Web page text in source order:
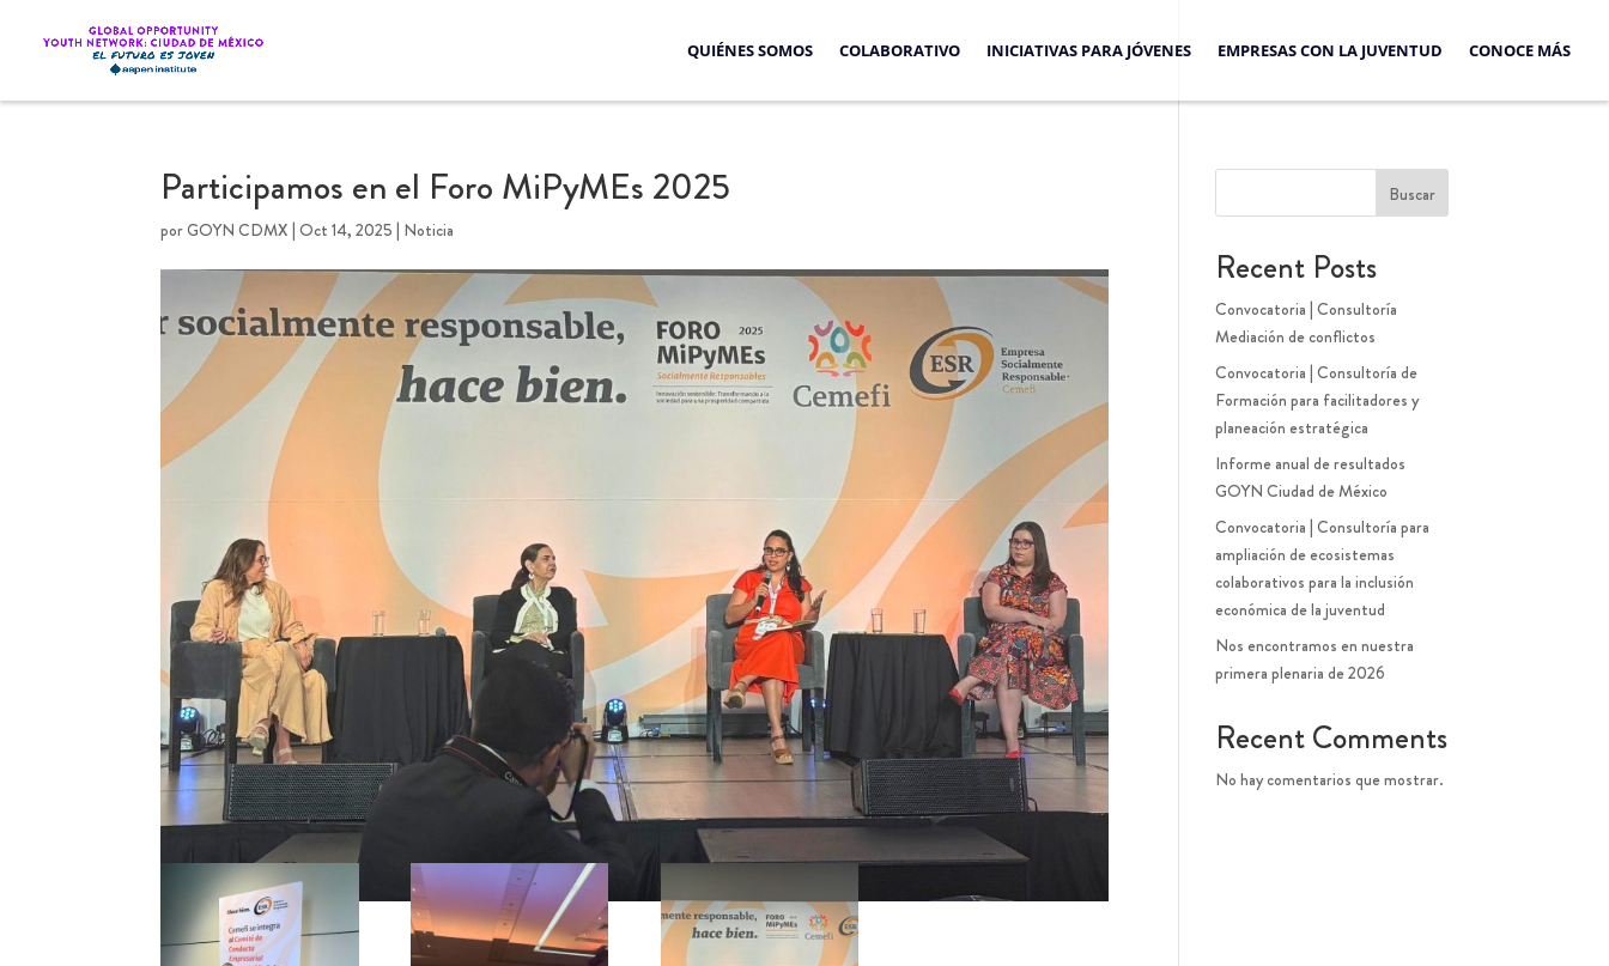
QUIÉNES SOMOS COLABORATIVO INICIATIVAS PARA JÓVENES EMPRESAS CON LA JUVENTUD CONOCE MÁS
Participamos en el Foro MiPyMEs 2025
porGOYN CDMX |Oct 14, 2025 | Noticia
Buscar
Recent Posts
Convocatoria | Consultoría
Mediación de conflictos
Convocatoria | Consultoría de
Formación para facilitadores y
planeación estratégica
Informe anual de resultados
GOYN Ciudad de México
Convocatoria | Consultoría para
ampliación de ecosistemas
colaborativos para la inclusión
económica de la juventud
Nos encontramos en nuestra
primera plenaria de 2026
Recent Comments
No hay comentarios que mostrar.